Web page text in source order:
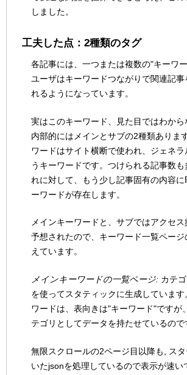
しました。
工夫した点：2種類のタグ
各記事には、一つまたは複数の"キーワー
ユーザはキーワードつながりで関連記事
れるようになっています。
実はこのキーワード、見た目ではわか
内部的にはメインとサブの2種類ありま
ワードはサイト横断で使われ、ジェネラ
うキーワードです。つけられる記事数
れに対して、もう少し記事固有の内容に
ーワードが存在します。
メインキーワードと、サブではアクセス
予想されたので、キーワード一覧ペー
えています。
メインキーワードの一覧ページ: カテ
を使ってスタティックに生成しています
ワードは、表向きは"キーワード"ですが
テゴリとしてデータを持たせているので
無限スクロールの2ページ目以降も, ス
いたjsonを処理しているので表示が速い